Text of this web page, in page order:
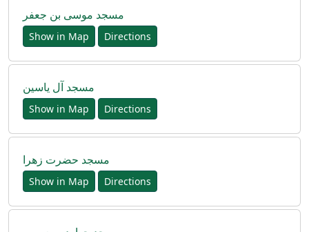
مسجد موسی بن جعفر
Show in Map Directions
مسجد آل یاسین
Show in Map Directions
مسجد حضرت زهرا
Show in Map Directions